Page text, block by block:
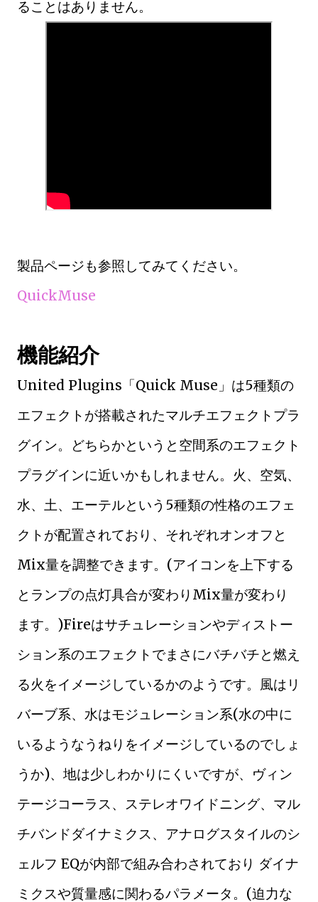
ることはありません。
製品ページも参照してみてください。
QuickMuse
機能紹介
United Plugins「Quick Muse」は5種類の
エフェクトが搭載されたマルチエフェクトプラ
グイン。どちらかというと空間系のエフェクト
プラグインに近いかもしれません。火、空気、
水、土、エーテルという5種類の性格のエフェ
クトが配置されており、それぞれオンオフと
Mix量を調整できます。(アイコンを上下する
とランプの点灯具合が変わりMix量が変わり
ます。)Fireはサチュレーションやディストー
ション系のエフェクトでまさにバチバチと燃え
る火をイメージしているかのようです。風はリ
バーブ系、水はモジュレーション系(水の中に
いるようなうねりをイメージしているのでしょ
うか)、地は少しわかりにくいですが、ヴィン
テージコーラス、ステレオワイドニング、マル
チバンドダイナミクス、アナログスタイルのシ
ェルフ EQが内部で組み合わされており ダイナ
ミクスや質量感に関わるパラメータ。(迫力な